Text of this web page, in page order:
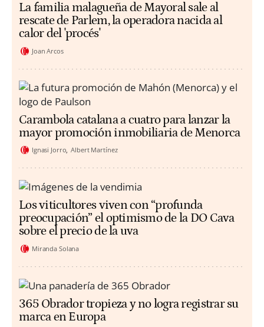
La familia malagueña de Mayoral sale al
rescate de Parlem, la operadora nacida al
calor del 'procés'
Joan Arcos
Carambola catalana a cuatro para lanzar la
mayor promoción inmobiliaria de Menorca
Ignasi Jorro Albert Martínez
Los viticultores viven con “profunda
preocupación” el optimismo de la DO Cava
sobre el precio de la uva
Miranda Solana
365 Obrador tropieza y no logra registrar su
marca en Europa